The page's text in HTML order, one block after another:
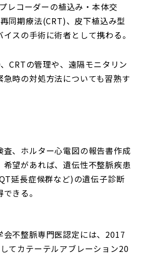
レコーダーの植込み・本体交
同期療法(CRT)、皮下植込み型
スの手術に術者として携わる。
CRTの管理や、遠隔モニタリン
時の対処方法についても習熟す
査、ホルター心電図の報告書作成
希望があれば、遺伝性不整脈疾患
延長症候群など)の遺伝子診断
きる。
不整脈専門医認定には、2017
てカテーテルアブレーション20